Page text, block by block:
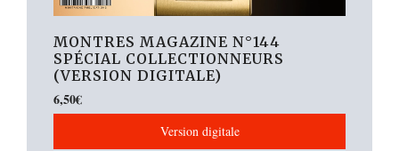
MONTRES MAGAZINE N°144
SPÉCIAL COLLECTIONNEURS
(VERSION DIGITALE)
6,50€